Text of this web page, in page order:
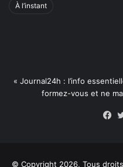
À l’instant
« Journal24h : l’info
formez-vous et ne
© Copyright 2026, Tous